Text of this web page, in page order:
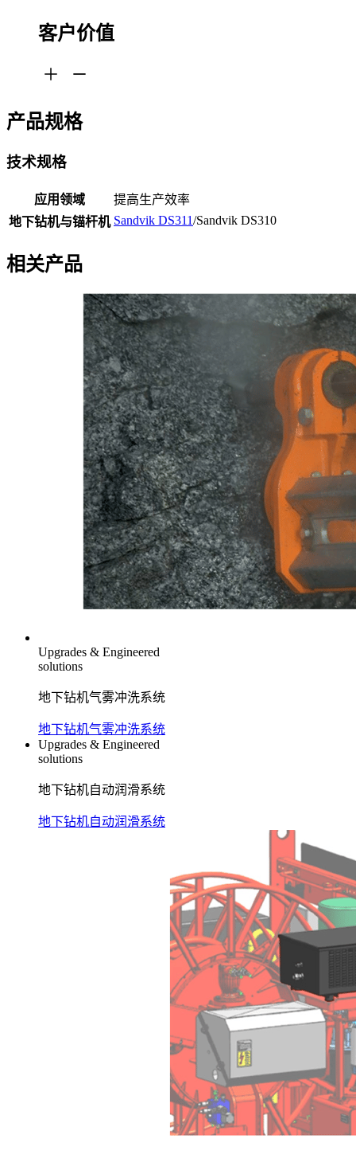
客户价值
产品规格
技术规格
应用领域
提高生产效率
地下钻机与锚杆机 Sandvik DS311/Sandvik DS310
相关产品
Upgrades & Engineered
solutions
地下钻机气雾冲洗系统
地下钻机气雾冲洗系统
Upgrades & Engineered
solutions
地下钻机自动润滑系统
地下钻机自动润滑系统